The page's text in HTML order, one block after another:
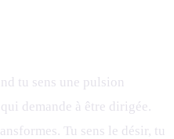
tu sens une pulsion
demande à être dirigée.
Tu sens le désir, tu